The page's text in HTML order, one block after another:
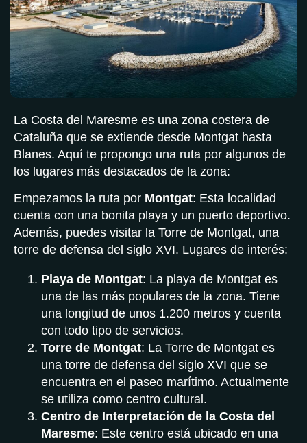
La Costa del Maresme es una zona costera de
Cataluña que se extiende desde Montgat hasta
Blanes. Aquí te propongo una ruta por algunos de
los lugares más destacados de la zona:
Empezamos la ruta por Montgat: Esta localidad
cuenta con una bonita playa y un puerto deportivo.
Además, puedes visitar la Torre de Montgat, una
torre de defensa del siglo XVI. Lugares de interés:
Playa de Montgat: La playa de Montgat es
una de las más populares de la zona. Tiene
una longitud de unos 1.200 metros y cuenta
con todo tipo de servicios.
Torre de Montgat: La Torre de Montgat es
una torre de defensa del siglo XVI que se
encuentra en el paseo marítimo. Actualmente
se utiliza como centro cultural.
Centro de Interpretación de la Costa del
Maresme: Este centro está ubicado en una